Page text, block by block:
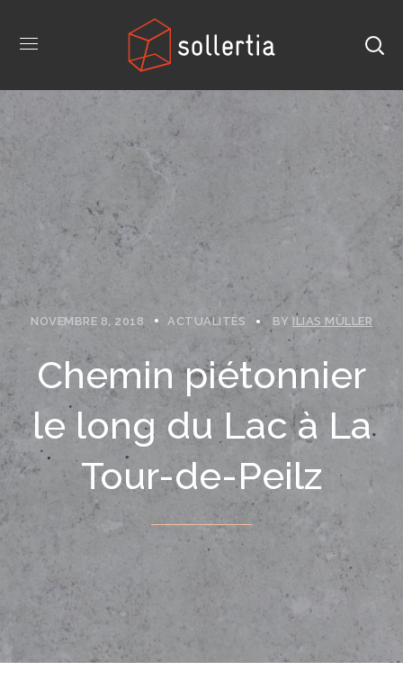
NOVEMBRE 8, 2018 ACTUALITÉS BY ILIAS MÜLLER
Chemin piétonnier
le long du Lac à La
Tour-de-Peilz